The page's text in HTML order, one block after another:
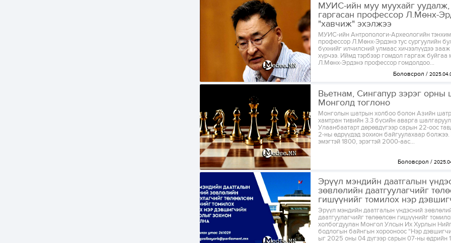
МУИС-ийн муу муухайг уудалж,
гаргасан профессор Л.Мөнх-
"хавчиж" эхэлжээ
МУИС-ийн Антропологи-Археологийн
профессор Л.Мөнх-Эрдэнэ тус сургуулийн
бүхнийг илчилсний улмаас хичээлүүдээ
хүрчээ. Иймд тэрбээр гомдол гаргаж буйгаа
Л.Мөнх-Эрдэнэ профессор гомдолдоо...
Боловсрол
Вьетнам, Сингапур зэрэг орны
Монголд тоглоно
Монголын шатрын холбоо болон Азийн
хамтран тивийн 3.3 бүсийн аварга
Улаанбаатарт дөрөвдүгээр сарын 22-оос
2-ны өдрүүдэд зохион байгуулахаар болжээ.
эмэгтэй 1800, эрэгтэй 2000-аас...
Боловсрол
Эрүүл мэндийн даатгалын
зөвлөлийн даатгуулагчийг
гишүүнийг томилох нэр
Эрүүл мэндийн даатгалын үндэсний
даатгуулагчийг төлөөлсөн гишүүнийг
холбогдуулан Монгол Улсын Их Хурлын
бодлогын байнгын хорооноос “Нэр
ыг 2025 оны 04 дүгээр сарын 07-ны өдрийн